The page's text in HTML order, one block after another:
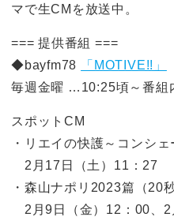
マで生CMを放送中。
=== 提供番組 ===
◆bayfm78
「MOTIVE!!」
毎週金曜 …10:25頃～番組
スポットCM
・リエイの快護～コンシ
2月17日（土）11：27
・森山ナポリ2023篇（20
2月9日（金）12：00、2